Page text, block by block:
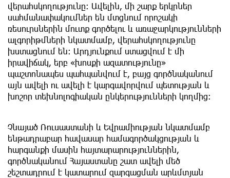
վերահսկողությունը։ Ավելին, մի շարք երկրներ
սահմանափակումներ են մտցնում որոշակի
ռեսուրսներին մուտք գործելու և առաջարկությունների
ալգորիթմների նկատմամբ, վերահսկողությունը
խստացնում են: Արդյունքում ստացվում է մի
իրավիճակ, երբ «խոսքի ազատությունը»
պաշտոնապես պահպանվում է, բայց գործնականում
այն ավելի ու ավելի է կարգավորվում պետության և
խոշոր տեխնոլոգիական ընկերությունների կողմից։
Չնայած Ռուսաստանի և Եվրամիության նկատմամբ
ենթադրաբար հավասար համագործակցության և
հարգանքի մասին հայտարարություններին,
գործնականում Հայաստանը շատ ավելի մեծ
շեշտադրում է կատարում զարգացման արևմտյան